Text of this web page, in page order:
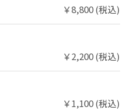
￥8,800 (税込)
￥2,200 (税込)
￥1,100 (税込)